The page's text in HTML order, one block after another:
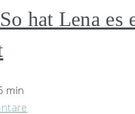
hat Lena es
min